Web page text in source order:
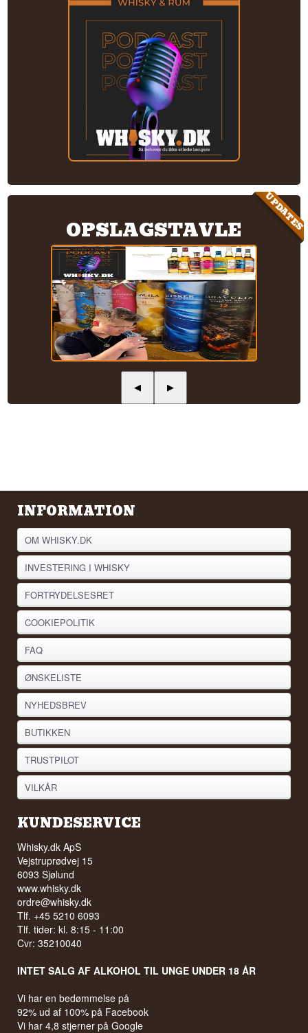
UPDATES
OPSLAGSTAVLE
◀ ▶
INFORMATION
OM WHISKY.DK
INVESTERING I WHISKY
FORTRYDELSESRET
COOKIEPOLITIK
FAQ
ØNSKELISTE
NYHEDSBREV
BUTIKKEN
TRUSTPILOT
VILKÅR
KUNDESERVICE
Whisky.dk ApS
Vejstruprødvej 15
6093 Sjølund
www.whisky.dk
ordre@whisky.dk
Tlf. +45 5210 6093
Tlf. tider: kl. 8:15 - 11:00
Cvr: 35210040
INTET SALG AF ALKOHOL TIL UNGE UNDER 18 ÅR
Vi har en bedømmelse på
92% ud af 100% på Facebook
Vi har 4,8 stjerner på Google